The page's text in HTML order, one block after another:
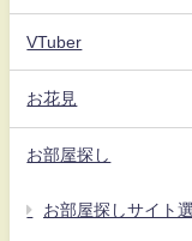
VTuber
お花見
お部屋探し
お部屋探しサイト